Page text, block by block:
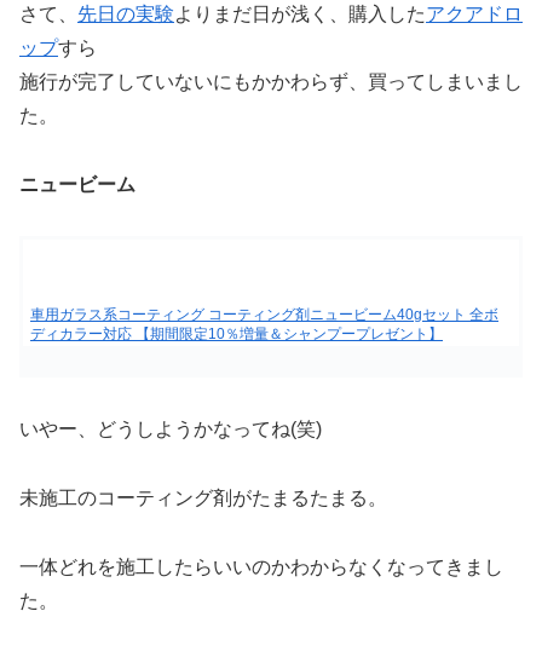
さて、 先日の実験よりまだ日が浅く、購入したアクアドロ
ップすら
施行が完了していないにもかかわらず、買ってしまいまし
た。
ニュービーム
車用ガラス系コーティング コーティング剤ニュービーム40gセット 全ボ
ディカラー対応 【期間限定10％増量＆シャンプープレゼント】
いやー、どうしようかなってね(笑)
未施工のコーティング剤がたまるたまる。
一体どれを施工したらいいのかわからなくなってきまし
た。